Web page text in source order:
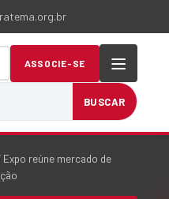
BUSCAR
ASSOCIE-SE
Expo reúne mercado de